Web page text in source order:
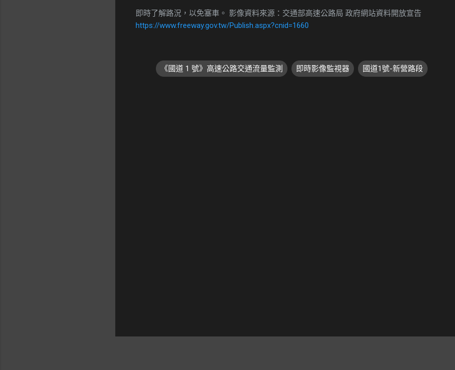
即時了解路況，以免塞車。 影像資料來源：交通部高速公路局 政府網站資料開放宣告
https://www.freeway.gov.tw/Publish.aspx?cnid=1660
《國道 1 號》高速公路交通流量監測 即時影像監視器 國道1號-新營路段